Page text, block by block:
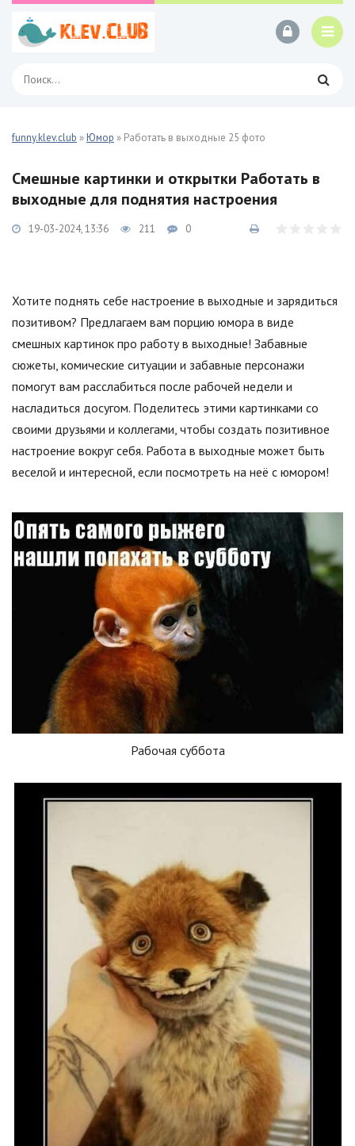
funny.klev.club »Юмор » Работать в выходные 25 фото
Смешные картинки и открытки Работать в
выходные для поднятия настроения
19-03-2024, 13:36 211 0
Хотите поднять себе настроение в выходные и зарядиться
позитивом? Предлагаем вам порцию юмора в виде
смешных картинок про работу в выходные! Забавные
сюжеты, комические ситуации и забавные персонажи
помогут вам расслабиться после рабочей недели и
насладиться досугом. Поделитесь этими картинками со
своими друзьями и коллегами, чтобы создать позитивное
настроение вокруг себя. Работа в выходные может быть
веселой и интересной, если посмотреть на неё с юмором!
Рабочая суббота